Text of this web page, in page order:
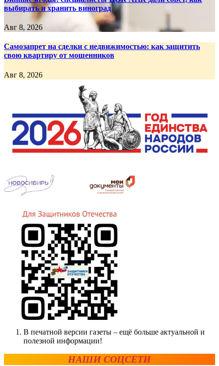
выбирать и хранить виноград
Авг 8, 2026
Самозапрет на сделки с недвижимостью: как защитить
свою квартиру от мошенников
Авг 8, 2026
В печатной версии газеты – ещё больше актуальной и
полезной информации!
НАШИ СОЦСЕТИ